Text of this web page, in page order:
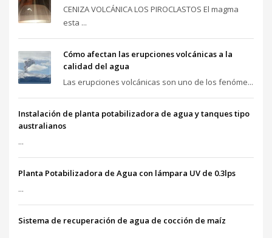
CENIZA VOLCÁNICA LOS PIROCLASTOS El magma
esta ...
Cómo afectan las erupciones volcánicas a la
calidad del agua
Las erupciones volcánicas son uno de los fenóme...
Instalación de planta potabilizadora de agua y tanques tipo
australianos
...
Planta Potabilizadora de Agua con lámpara UV de 0.3lps
...
Sistema de recuperación de agua de cocción de maíz